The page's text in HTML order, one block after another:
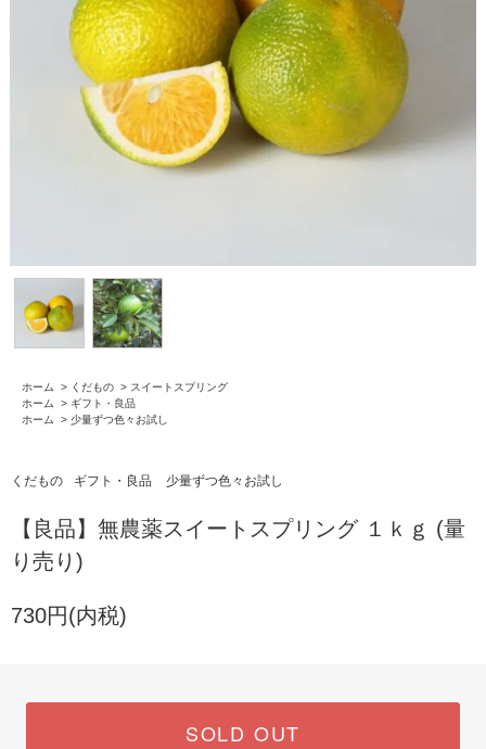
ホーム > くだもの > スイートスプリング
ホーム
> ギフト・良品
ホーム
> 少量ずつ色々お試し
くだもの ギフト・良品 少量ずつ色々お試し
【良品】無農薬スイートスプリング １ｋｇ (量
り売り)
730円(内税)
SOLD OUT